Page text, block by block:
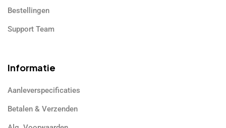
Bestellingen
Support Team
Informatie
Aanleverspecificaties
Betalen & Verzenden